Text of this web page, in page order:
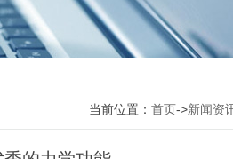
当前位置： 首页->新闻资